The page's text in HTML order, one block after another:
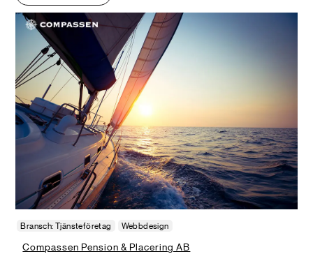
Bransch: Tjänsteföretag Webbdesign
Compassen Pension & Placering AB